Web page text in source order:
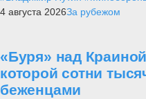
4 августа 2026За рубежом
«Буря» над
которой сотни
беженцами